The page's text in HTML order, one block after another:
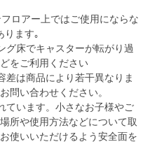
ロアー上ではご使用にならな
ります｡
グ床でキャスターが転がり過
をご利用ください
は商品により若干異なりま
問い合わせください。
ています。小さなお子様やご
所や使用方法などについて取
使いいただけるよう安全面を